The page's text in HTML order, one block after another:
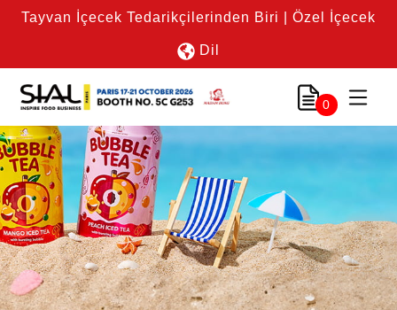
Tayvan İçecek Tedarikçilerinden Biri | Özel İçecek
Dil
0